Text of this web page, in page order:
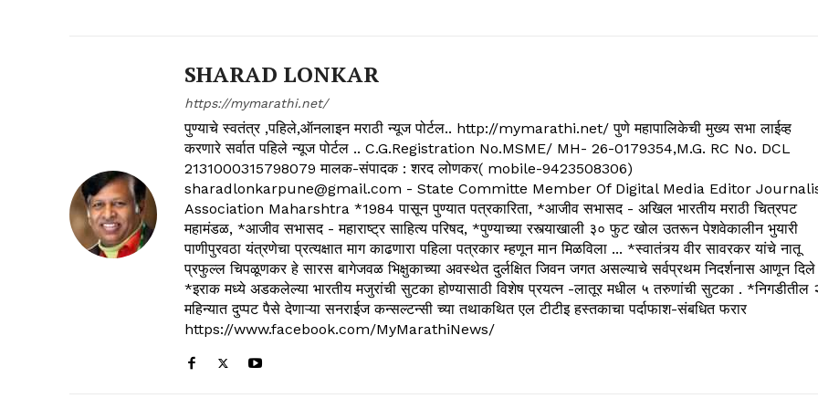
SHARAD LONKAR
https://mymarathi.net/
पुण्याचे स्वतंत्र ,पहिले,ऑनलाइन मराठी न्यूज पोर्टल.. http://mymarathi.net/ पुणे महापालिकेची मुख्य सभा लाईव्ह
करणारे सर्वात पहिले न्यूज पोर्टल .. C.G.Registration No.MSME/ MH- 26-0179354,M.G. RC No. DCL
2131000315798079 मालक-संपादक : शरद लोणकर( mobile-9423508306)
sharadlonkarpune@gmail.com - State Committe Member Of Digital Media Editor
Association Maharshtra *1984 पासून पुण्यात पत्रकारिता, *आजीव सभासद - अखिल भारतीय मराठी चित्रपट
महामंडळ, *आजीव सभासद - महाराष्ट्र साहित्य परिषद, *पुण्याच्या रस्त्याखाली ३० फुट खोल उतरून पेशवेकालीन भुयारी
पाणीपुरवठा यंत्रणेचा प्रत्यक्षात माग काढणारा पहिला पत्रकार म्हणून मान मिळविला ... *स्वातंत्र्य वीर सावरकर यांचे नातू
प्रफुल्ल चिपळूणकर हे सारस बागेजवळ भिक्षुकाच्या अवस्थेत दुर्लक्षित जिवन जगत असल्याचे सर्वप्रथम निदर्शनास आणून दिले
*इराक मध्ये अडकलेल्या भारतीय मजुरांची सुटका होण्यासाठी विशेष प्रयत्न -लातूर मधील ५ तरुणांची सुटका . *निगडीतील
महिन्यात दुप्पट पैसे देणाऱ्या सनराईज कन्सल्टन्सी च्या तथाकथित एल टीटीइ हस्तकाचा पर्दाफाश-संबधित फरार
https://www.facebook.com/MyMarathiNews/